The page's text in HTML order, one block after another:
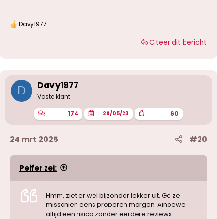
W
n
g
Davy1977
Citeer dit bericht
D Davy1977
Vaste klant
174 20/05/23 60
24 mrt 2025 #20
Peifer zei:
Hmm, ziet er wel bijzonder lekker uit. Ga ze
misschien eens proberen morgen. Alhoewel
altijd een risico zonder eerdere reviews.